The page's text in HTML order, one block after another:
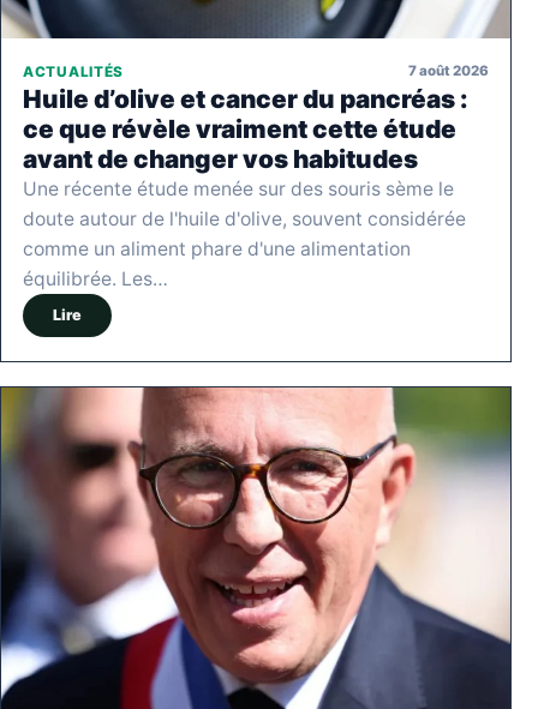
ACTUALITÉS 7 août 2026
Huile d’olive et cancer du pancréas :
ce que révèle vraiment cette étude
avant de changer vos habitudes
Une récente étude menée sur des souris sème le
doute autour de l'huile d'olive, souvent considérée
comme un aliment phare d'une alimentation
équilibrée. Les…
Lire